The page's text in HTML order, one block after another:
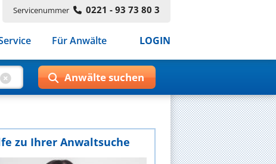
Servicenummer 0221 - 93 73 80 3
Für Anwälte LOGIN
zu Ihrer Anwaltsuche